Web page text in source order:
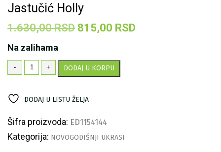
Jastučić Holly
1.630,00RSD Originalna
bila:
815,00 RSD
Na zalihama
-
Jastučić
Holly
+ DODAJ U KORPU
DODAJ U LISTU ŽELJA
Šifra proizvoda: ED1154144
Kategorija: NOVOGODIŠNJI UKRASI